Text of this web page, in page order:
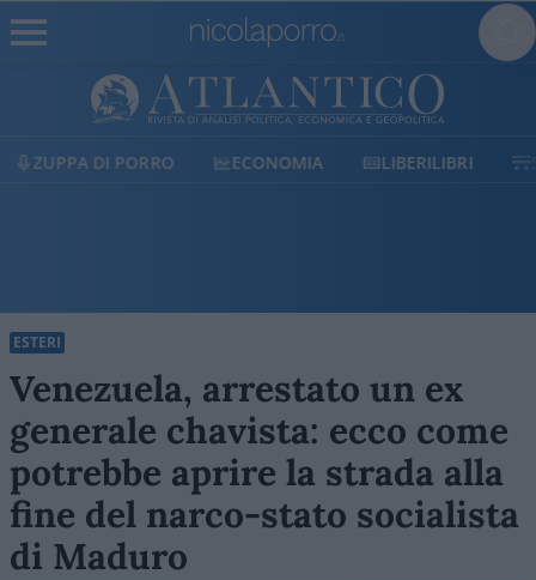
ECONOMIA LIBERILIBRI SHOP SOSTIENICI
ESTERI
Venezuela, arrestato un ex
generale chavista: ecco come
potrebbe aprire la strada alla
fine del narco-stato socialista
di Maduro